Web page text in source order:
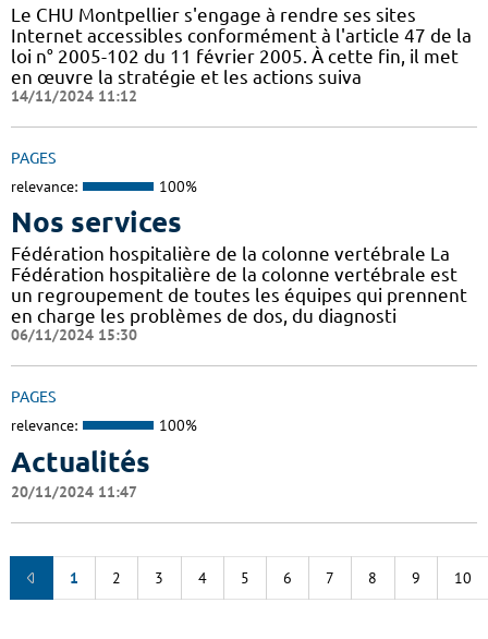
Le CHU Montpellier s'engage à rendre ses sites
Internet accessibles conformément à l'article 47 de la
loi n° 2005-102 du 11 février 2005. À cette fin, il met
en œuvre la stratégie et les actions suiva
14/11/2024 11:12
PAGES
relevance: 100%
Nos services
Fédération hospitalière de la colonne vertébrale La
Fédération hospitalière de la colonne vertébrale est
un regroupement de toutes les équipes qui prennent
en charge les problèmes de dos, du diagnosti
06/11/2024 15:30
PAGES
relevance: 100%
Actualités
20/11/2024 11:47
1 2 3 4 5 6 7 8 9 10